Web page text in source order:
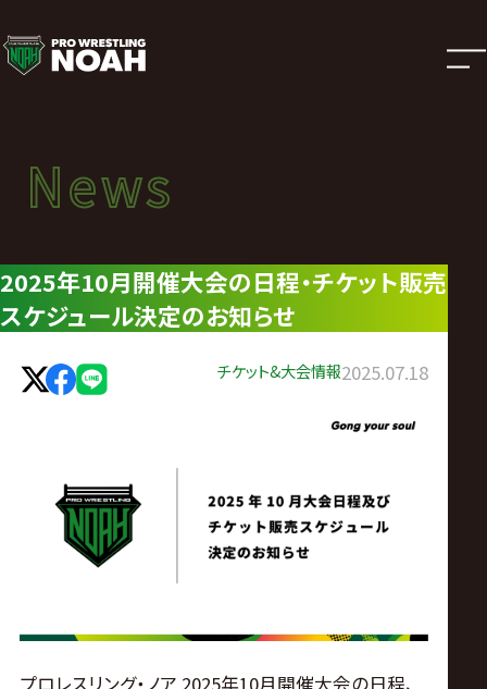
ニ
ュ
ー
ス
|
プ
ロ
ン
News
ニュース
News
2025年10月開催大会の日程・チケット販売
スケジュール決定のお知らせ
チケット&大会情報2025.07.18
プロレスリング・ノア 2025年10月開催大会の日程、